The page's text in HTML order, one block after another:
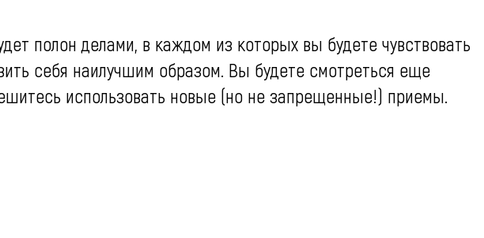
полон делами, в каждом из которых вы будете чувствовать
себя наилучшим образом. Вы будете смотреться еще
использовать новые (но не запрещенные!) приемы.